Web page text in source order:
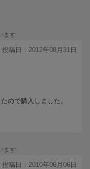
にも丁寧な解説つきで
現代文の疑問を解消！
ング！
ます
投稿日：2012年08月31日
ので購入しました。
ます
投稿日：2010年06月06日